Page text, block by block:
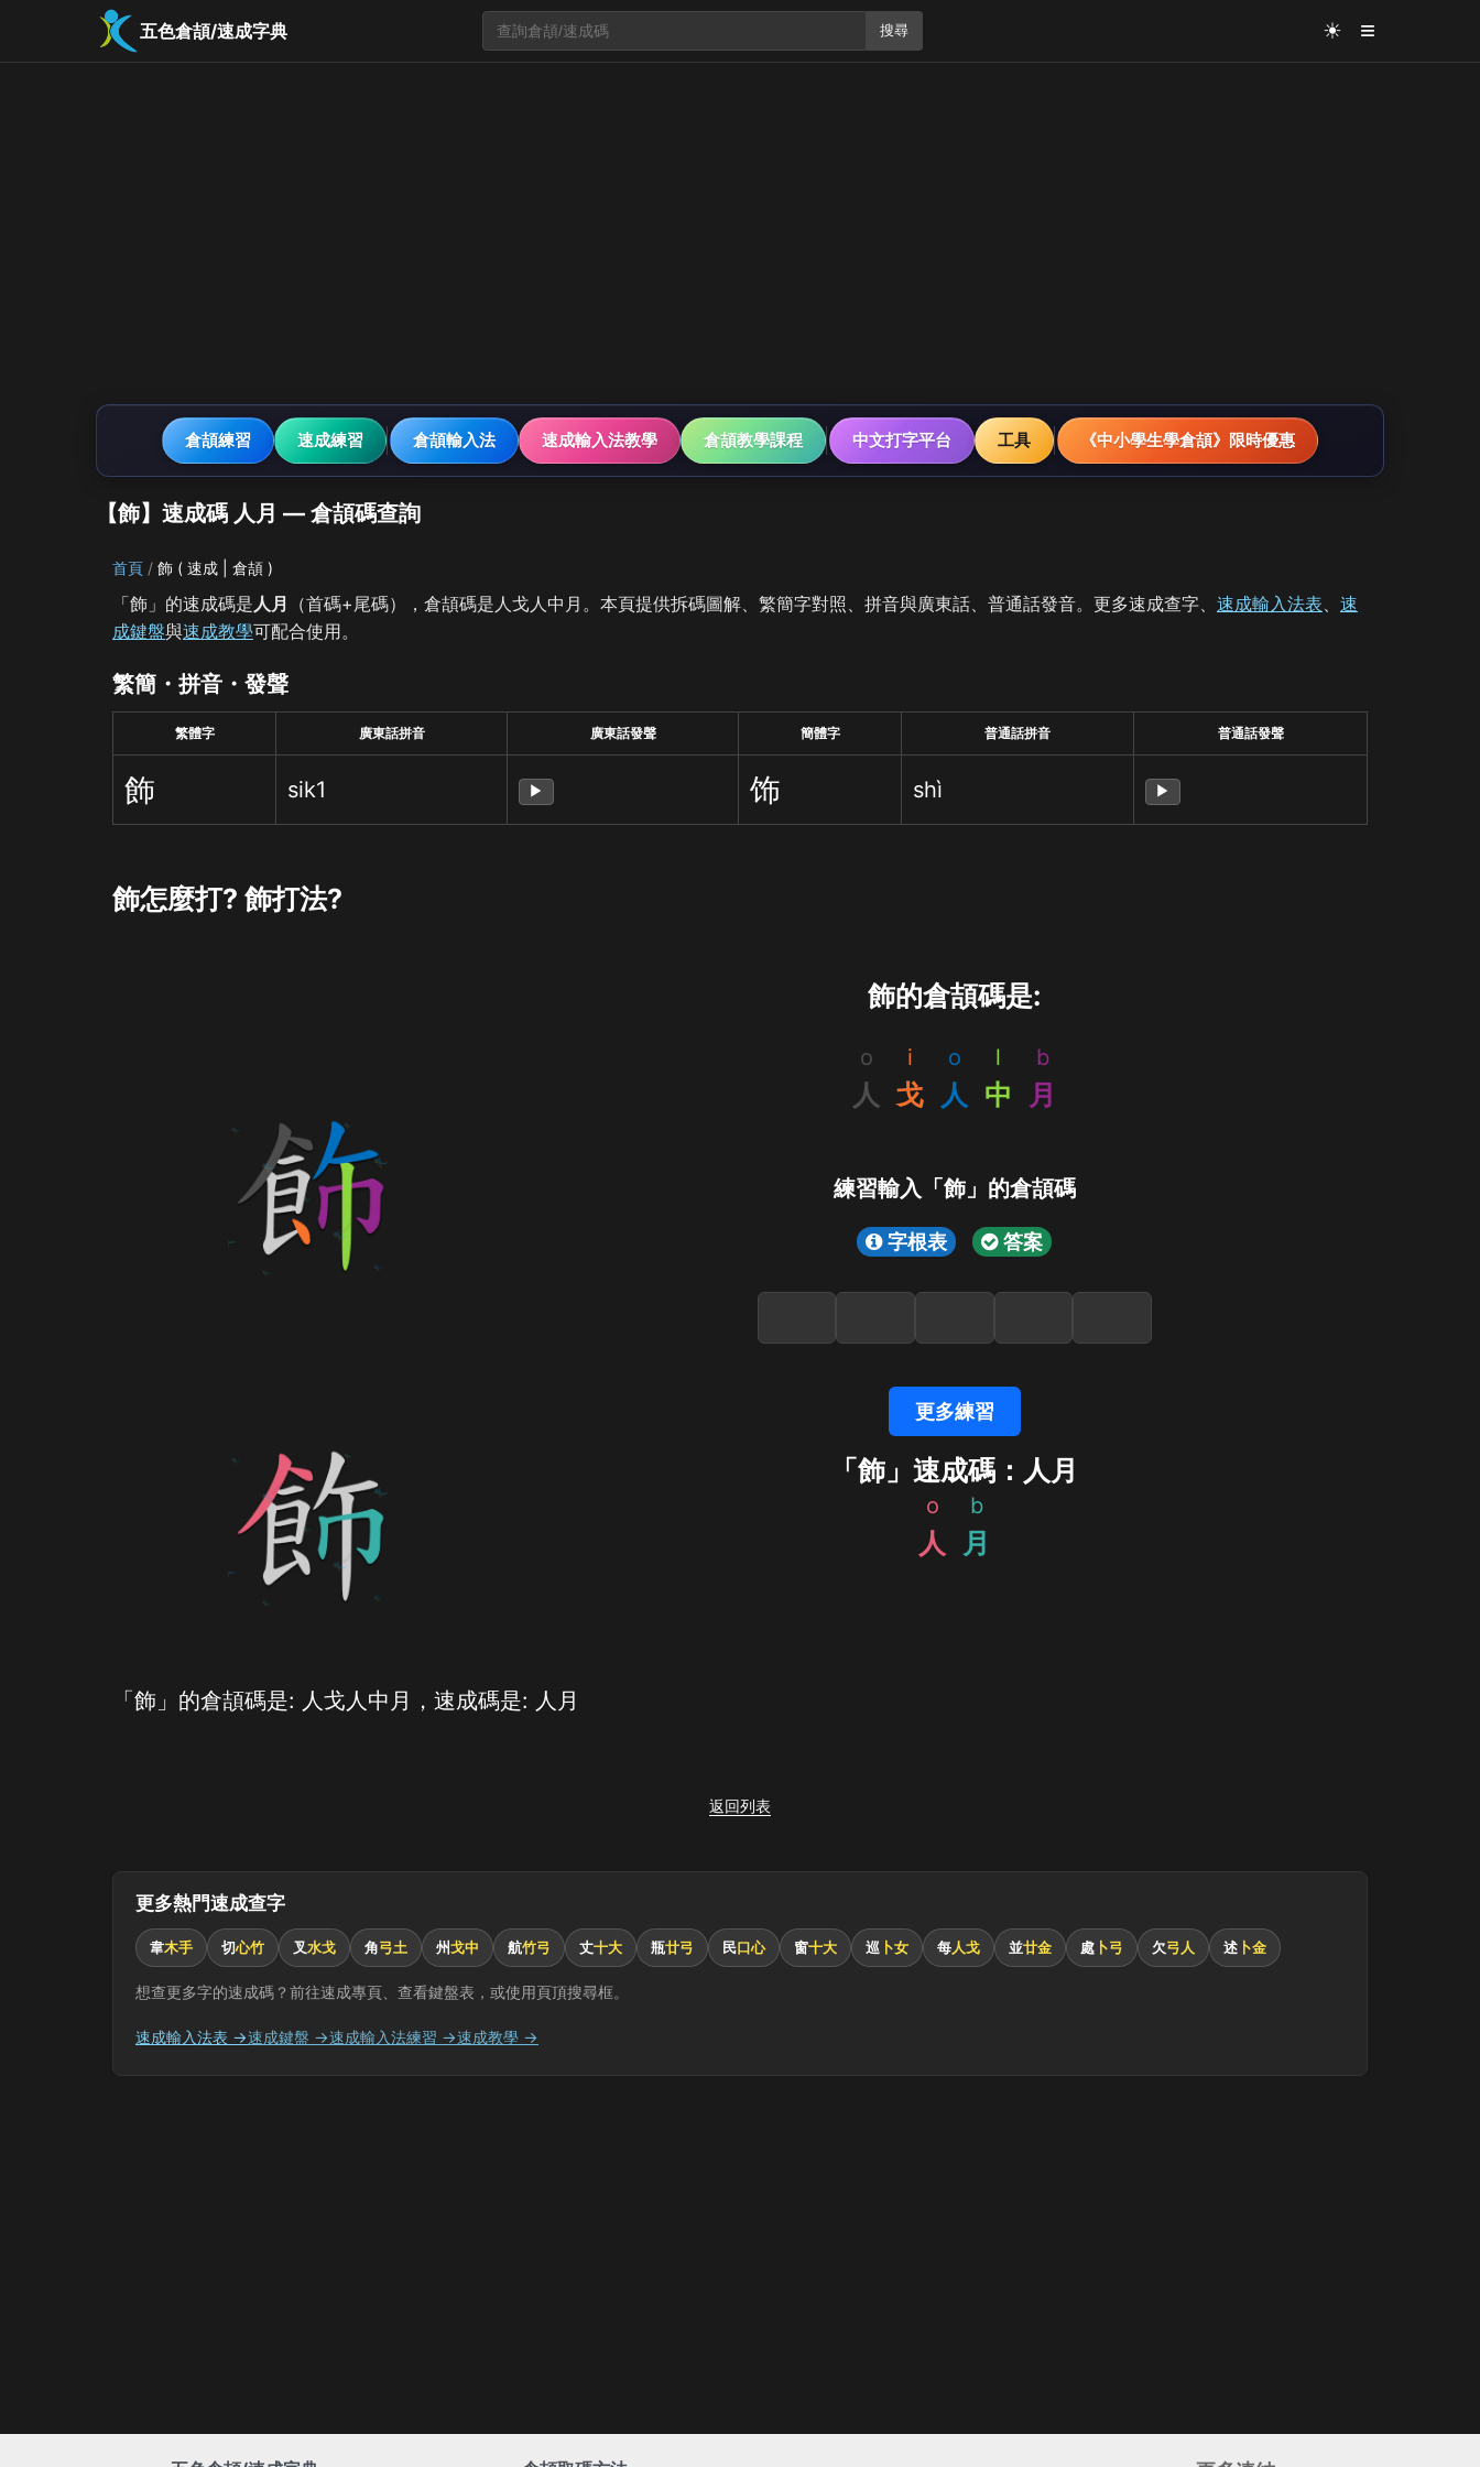
五色倉頡/速成字典 搜尋 ☀ ≡
倉頡練習 速成練習 倉頡輸入法 速成輸入法教學 倉頡教學課程 中文打字平台 工具 《中小學生學倉頡》限時優惠
【飾】速成碼 人月 — 倉頡碼查詢
首頁 飾 ( 速成 | 倉頡 )
「飾」的速成碼是人月 （首碼+尾碼），倉頡碼是人戈人中月。本頁提供拆碼圖解、繁簡字對照、拼音與廣東話、普通話發音。更多速成查字、 速成輸入法表、 速
成鍵盤與速成教學可配合使用。
繁簡・拼音・發聲
繁體字 廣東話拼音 廣東話發聲 簡體字 普通話拼音 普通話發聲
飾 sik1 ▶ 饰 shì ▶
飾怎麼打? 飾打法?
飾的倉頡碼是:
o
人
i
戈
o
人
l
中
b
月
練習輸入「飾」的倉頡碼
字根表 答案
更多練習
「飾」速成碼：人月
o
人
b
月
「飾」的倉頡碼是: 人戈人中月，速成碼是: 人月
返回列表
更多熱門速成查字
韋木手 切心竹 叉水戈 角弓土 州戈中 航竹弓 丈十大 瓶廿弓 民口心 窗十大 巡 卜女 每人戈 並廿金 處 卜弓 欠弓人 述 卜金
想查更多字的速成碼？前往速成專頁、查看鍵盤表，或使用頁頂搜尋框。
速成輸入法表 →速成鍵盤 →速成輸入法練習 →速成教學 →